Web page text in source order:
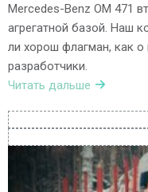
Mercedes-Benz ОМ 471
агрегатной базой. Наш
ли хорош флагман, как
разработчики.
Читать дальше